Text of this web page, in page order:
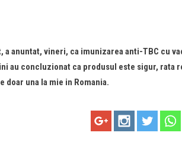
a anuntat, vineri, ca imunizarea anti-TBC cu
au concluzionat ca produsul este sigur, rata
doar una la mie in Romania.